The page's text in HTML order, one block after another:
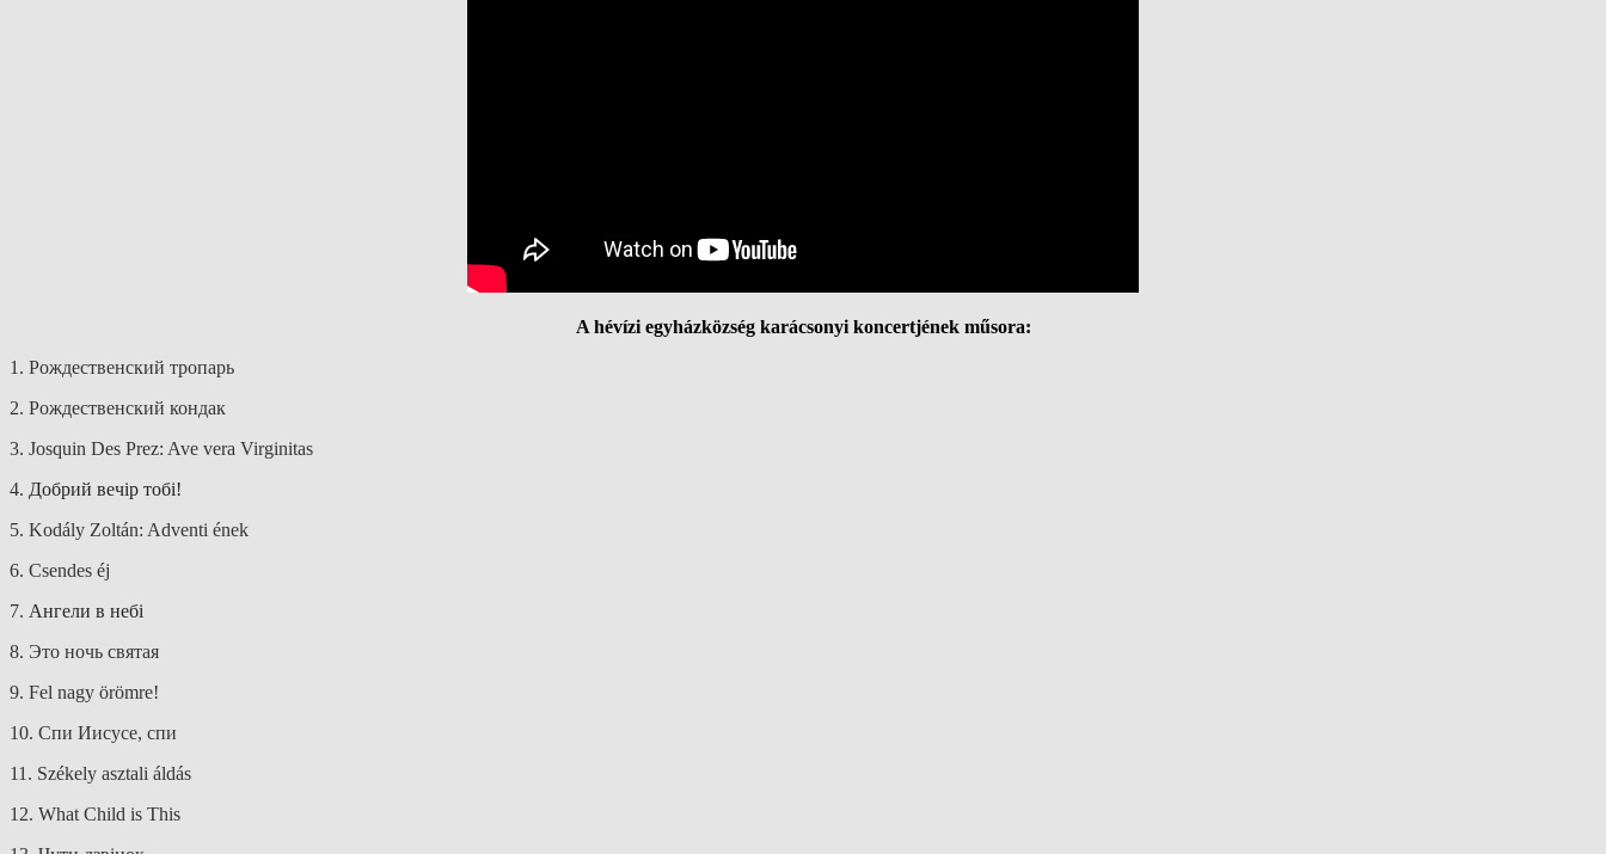
A hévízi egyházközség karácsonyi koncertjének műsora:
1. Рождественский тропарь
2. Рождественский кондак
3. Josquin Des Prez: Ave vera Virginitas
4. Добрий вечір тобі!
5. Kodály Zoltán: Adventi ének
6. Csendes éj
7. Ангели в небі
8. Это ночь святая
9. Fel nagy örömre!
10. Спи Иисусе, спи
11. Székely asztali áldás
12. What Child is This